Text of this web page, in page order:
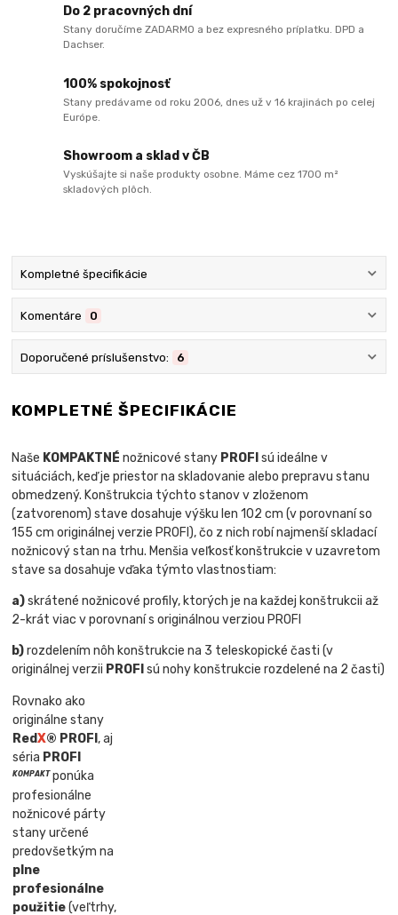
Do 2 pracovných dní
Stany doručíme ZADARMO a bez expresného príplatku. DPD a
Dachser.
100% spokojnosť
Stany predávame od roku 2006, dnes už v 16 krajinách po celej
Európe.
Showroom a sklad v ČB
Vyskúšajte si naše produkty osobne. Máme cez 1700 m²
skladových plôch.
Kompletné špecifikácie
Komentáre 0
Doporučené príslušenstvo: 6
KOMPLETNÉ ŠPECIFIKÁCIE
Naše KOMPAKTNÉ nožnicové stany PROFI sú ideálne v
situáciách, keď je priestor na skladovanie alebo prepravu stanu
obmedzený. Konštrukcia týchto stanov v zloženom
(zatvorenom) stave dosahuje výšku len 102 cm (v porovnaní so
155 cm originálnej verzie PROFI), čo z nich robí najmenší skladací
nožnicový stan na trhu. Menšia veľkosť konštrukcie v uzavretom
stave sa dosahuje vďaka týmto vlastnostiam:
a)skrátené nožnicové profily, ktorých je na každej konštrukcii až
2-krát viac v porovnaní s originálnou verziou PROFI
b)rozdelením nôh konštrukcie na 3 teleskopické časti (v
originálnej verzii PROFI sú nohy konštrukcie rozdelené na 2 časti)
Rovnako ako
originálne stany
RedX® PROFI , aj
séria PROFI
KOMPAKTponúka
profesionálne
nožnicové párty
stany určené
predovšetkým na
plne
profesionálne
použitie(veľtrhy,